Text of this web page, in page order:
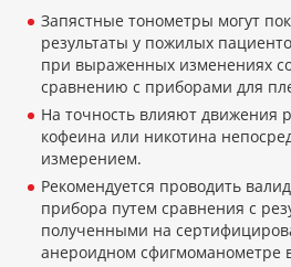
Запястные тонометры могут
результаты у пожилых
при выраженных изменениях
сравнению с приборами для
На точность влияют движения
кофеина или никотина
измерением.
Рекомендуется проводить
прибора путем сравнения с
полученными на
анероидном сфигмоманометре